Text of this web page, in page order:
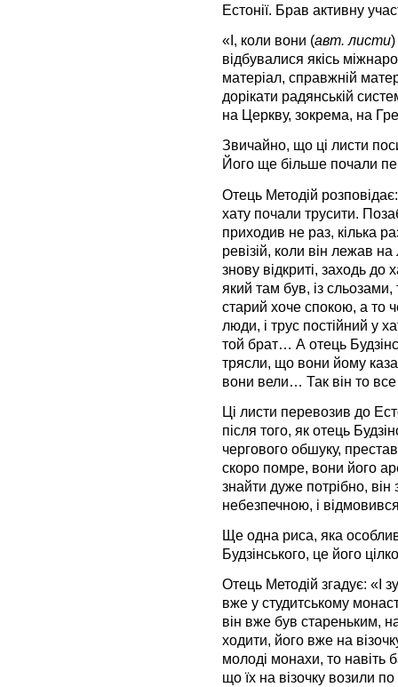
Естонії. Брав активну
«І, коли вони (авт. листи)
відбувалися якісь
матеріал, справжній
дорікати радянській
на Церкву, зокрема, на
Звичайно, що ці листи
Його ще більше почали
Отець Методій
хату почали трусити.
приходив не раз, кілька
ревізій, коли він лежав
знову відкриті, заходь до
який там був, із
старий хоче спокою, а то
люди, і трус постійний у
той брат… А отець
трясли, що вони йому
вони вели… Так він то
Ці листи перевозив до
після того, як отець
чергового обшуку,
скоро помре, вони його
знайти дуже потрібно, він
небезпечною, і
Ще одна риса, яка
Будзінського, це його
Отець Методій згадує: «І
вже у студитському
він вже був стареньким,
ходити, його вже на
молоді монахи, то навіть
що їх на візочку возили